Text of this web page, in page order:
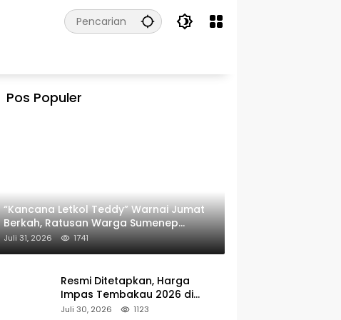
Pos Populer
“Kancana Letkol Teddy” Warnai Jumat
Berkah, Ratusan Warga Sumenep
Terima Nasi Bungkus
Juli 31, 2026 1741
Resmi Ditetapkan, Harga
Impas Tembakau 2026 di
Sumenep Alami Kenaikan
Juli 30, 2026 1123